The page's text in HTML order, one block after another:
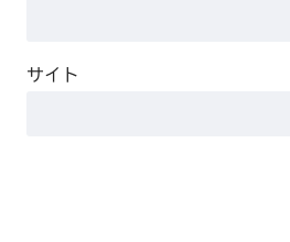
サイト